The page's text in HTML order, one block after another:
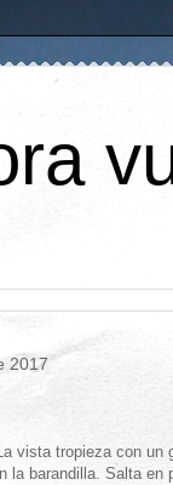
2017
vista tropieza con
la barandilla. Salta en